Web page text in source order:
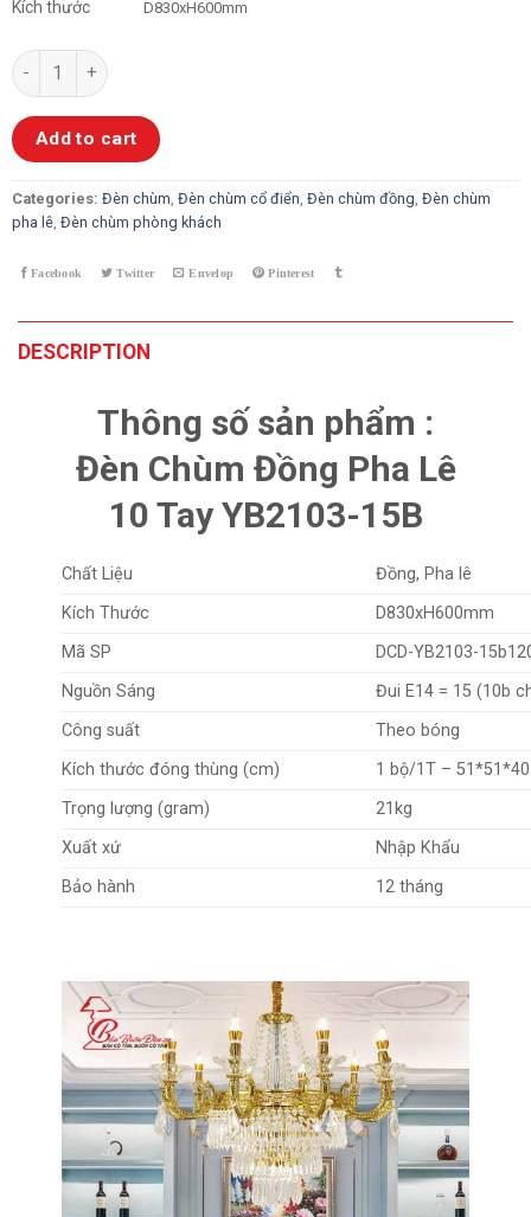
Kích thước D830xH600mm
Đèn Chùm Đồng Pha Lê 10 Tay YB2103-15B quantity
Add to cart
Categories: Đèn chùm, Đèn chùm cổ điển, Đèn chùm đồng, Đèn chùm
pha lê, Đèn chùm phòng khách
DESCRIPTION
Thông số sản phẩm :
Đèn Chùm Đồng Pha Lê
10 Tay YB2103-15B
Chất Liệu
Đồng, Pha lê
Kích Thước
D830xH600mm
Mã SP
DCD-YB2103-
Nguồn Sáng
Đui E14 = 15 (10b
Công suất
Theo bóng
Kích thước đóng thùng (cm)
1 bộ/1T –
Trọng lượng (gram)
21kg
Xuất xứ
Nhập Khẩu
Bảo hành
12 tháng